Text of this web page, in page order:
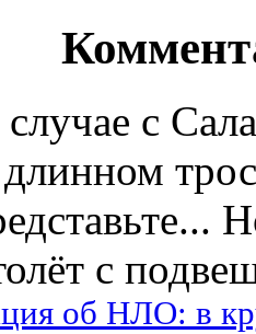
с
с
об НЛО: в